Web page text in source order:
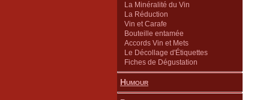
La Minéralité du Vin
La Réduction
Vin et Carafe
Bouteille entamée
Accords Vin et Mets
Le Décollage d'Étiquettes
Fiches de Dégustation
Humour